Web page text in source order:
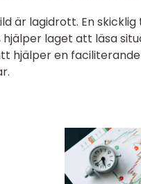
är lagidrott. En
hjälper laget att läsa
hjälper en